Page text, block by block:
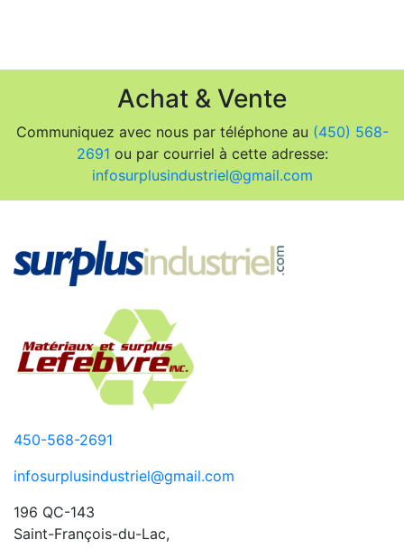
Achat & Vente
Communiquez avec nous par téléphone au (450) 568-
2691 ou par courriel à cette adresse:
infosurplusindustriel@gmail.com
450-568-2691
infosurplusindustriel@gmail.com
196 QC-143
Saint-François-du-Lac,